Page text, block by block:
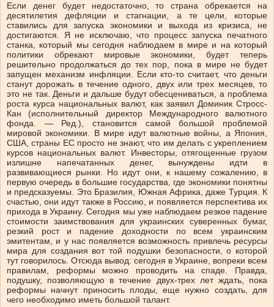
Если денег будет недостаточно, то страна обрекается на
десятилетия дефляции и стагнации, а те цели, которые
ставились для запуска экономики и выхода из кризиса, не
достигаются. Я не исключаю, что процесс запуска печатного
станка, который мы сегодня наблюдаем в мире и на который
политики обрекают мировые экономики, будет теперь
решительно продолжаться до тех пор, пока в мире не будет
запущен механизм инфляции. Если кто-то считает, что деньги
станут дорожать в течение одного, двух или трех месяцев, то
это не так. Деньги и дальше будут обесцениваться, а проблема
роста курса национальных валют, как заявил Доминик Стросс-
Кан (исполнительный директор Международного валютного
фонда. — Ред.), становится самой большой проблемой
мировой экономики. В мире идут валютные войны, а Япония,
США, страны ЕС просто не знают, что им делать с укреплением
курсов национальных валют. Инвесторы, отягощенные грузом
излишне напечатанных денег, вынуждены идти в
развивающиеся рынки. Но идут они, к нашему сожалению, в
первую очередь в большие государства, где экономики понятны
и предсказуемы. Это Бразилия, Южная Африка, даже Турция. К
счастью, они идут также в Россию, и появляется перспектива их
прихода в Украину. Сегодня мы уже наблюдаем резкое падение
стоимости заимствования для украинских суверенных бумаг,
резкий рост и падение доходности по всем украинским
эмитентам, и у нас появляется возможность привлечь ресурсы
мира для создания вот той подушки безопасности, о которой
тут говорилось. Отсюда вывод: сегодня в Украине, вопреки всем
правилам, реформы можно проводить на спаде. Правда,
подушку, позволяющую в течение двух-трех лет ждать, пока
реформы начнут приносить плоды, еще нужно создать, для
чего необходимо иметь большой талант.